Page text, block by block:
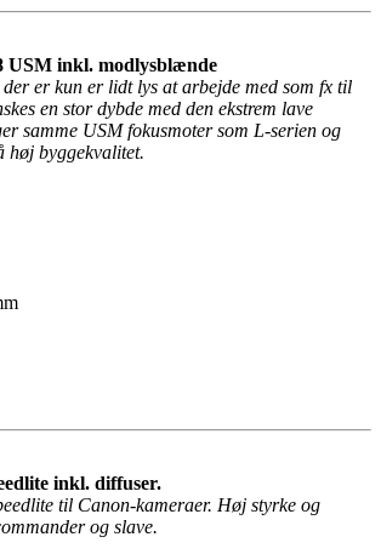
USM inkl. modlysblænde
er kun er lidt lys at arbejde med som fx til
en stor dybde med den ekstrem lave
samme USM fokusmoter som L-serien og
høj byggekvalitet.
inkl. diffuser.
til Canon-kameraer. Høj styrke og
og slave.